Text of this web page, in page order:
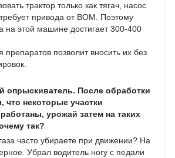
трактор только как тягач, насос
привода от ВОМ. Поэтому
на этой машине достигает 300-400
препаратов позволит вносить их без
опрыскиватель. После обработки
что некоторые участки
урожай затем на таких
так?
часто убираете при движении? На
Убрал водитель ногу с педали